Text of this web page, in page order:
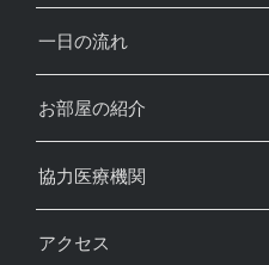
一日の流れ
お部屋の紹介
協力医療機関
アクセス